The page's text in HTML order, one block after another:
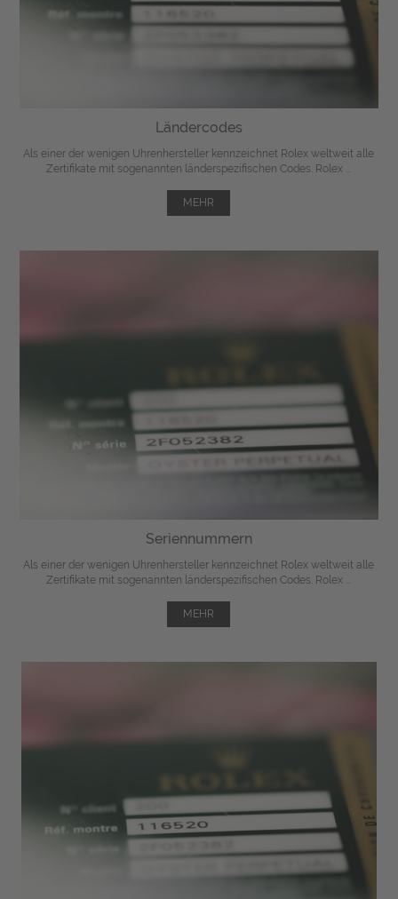
Ländercodes
Als einer der wenigen Uhrenhersteller kennzeichnet Rolex weltweit alle
Zertifikate mit sogenannten länderspezifischen Codes. Rolex ...
MEHR
Seriennummern
Als einer der wenigen Uhrenhersteller kennzeichnet Rolex weltweit alle
Zertifikate mit sogenannten länderspezifischen Codes. Rolex ...
MEHR